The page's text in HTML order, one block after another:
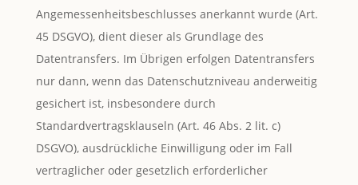
Angemessenheitsbeschlusses anerkannt wurde (Art.
45 DSGVO), dient dieser als Grundlage des
Datentransfers. Im Übrigen erfolgen Datentransfers
nur dann, wenn das Datenschutzniveau anderweitig
gesichert ist, insbesondere durch
Standardvertragsklauseln (Art. 46 Abs. 2 lit. c)
DSGVO), ausdrückliche Einwilligung oder im Fall
vertraglicher oder gesetzlich erforderlicher